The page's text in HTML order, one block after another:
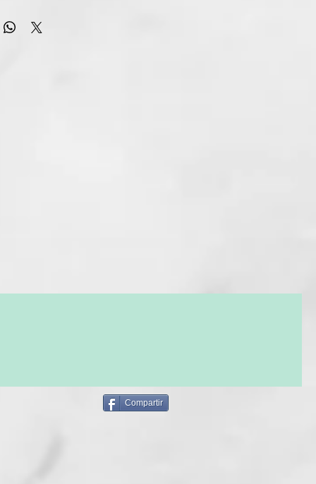
Aporta máxima peinabilidad y suavidad. Fórmula profesional.
DE USO: para uso frecuente.
Compartir